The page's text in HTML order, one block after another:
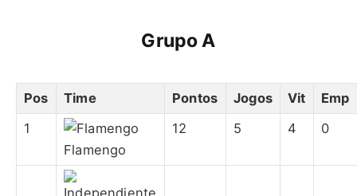
Grupo A
Pos Time Pontos Jogos Vit
Emp
1
Flamengo
12 5 4 0